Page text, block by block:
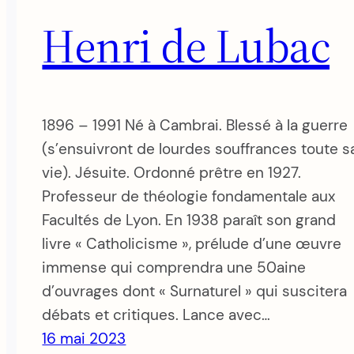
Henri de Lubac
1896 – 1991 Né à Cambrai. Blessé à la guerre
(s’ensuivront de lourdes souffrances toute
vie). Jésuite. Ordonné prêtre en 1927.
Professeur de théologie fondamentale aux
Facultés de Lyon. En 1938 paraît son grand
livre « Catholicisme », prélude d’une œuvre
immense qui comprendra une 50aine
d’ouvrages dont « Surnaturel » qui suscitera
débats et critiques. Lance avec…
16 mai 2023